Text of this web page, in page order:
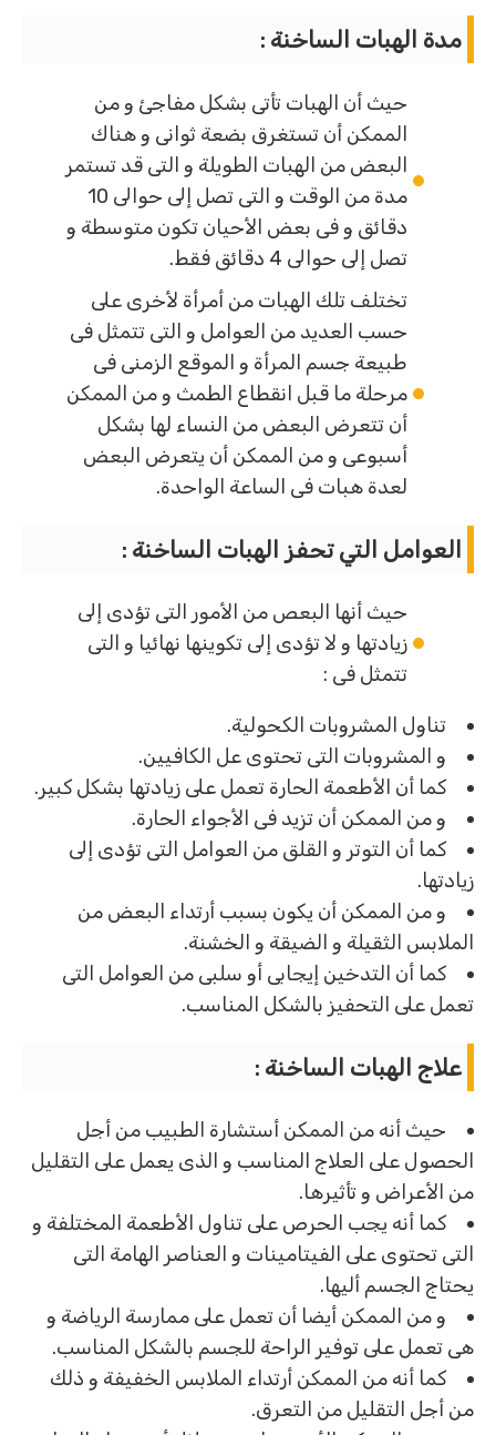
مدة الهبات الساخنة :
حيث أن الهبات تأتى بشكل مفاجئ و من
الممكن أن تستغرق بضعة ثوانى و هناك
البعض من الهبات الطويلة و التى قد تستمر
مدة من الوقت و التى تصل إلى حوالى 10
دقائق و فى بعض الأحيان تكون متوسطة و
تصل إلى حوالى 4 دقائق فقط.
تختلف تلك الهبات من أمرأة لأخرى على
حسب العديد من العوامل و التى تتمثل فى
طبيعة جسم المرأة و الموقع الزمنى فى
مرحلة ما قبل انقطاع الطمث و من الممكن
أن تتعرض البعض من النساء لها بشكل
أسبوعى و من الممكن أن يتعرض البعض
لعدة هبات فى الساعة الواحدة.
العوامل التي تحفز الهبات الساخنة :
حيث أنها البعص من الأمور التى تؤدى إلى
زيادتها و لا تؤدى إلى تكوينها نهائيا و التى
تتمثل فى :
تناول المشروبات الكحولية.
و المشروبات التى تحتوى عل الكافيين.
كما أن الأطعمة الحارة تعمل على زيادتها بشكل كبير.
و من الممكن أن تزيد فى الأجواء الحارة.
كما أن التوتر و القلق من العوامل التى تؤدى إلى
زيادتها.
و من الممكن أن يكون بسبب أرتداء البعض من
الملابس الثقيلة و الضيقة و الخشنة.
كما أن التدخين إيجابى أو سلبى من العوامل التى
تعمل على التحفيز بالشكل المناسب.
علاج الهبات الساخنة :
حيث أنه من الممكن أستشارة الطبيب من أجل
الحصول على العلاج المناسب و الذى يعمل على التقليل
من الأعراض و تأثيرها.
كما أنه يجب الحرص على تناول الأطعمة المختلفة و
التى تحتوى على الفيتامينات و العناصر الهامة التى
يحتاج الجسم أليها.
و من الممكن أيضا أن تعمل على ممارسة الرياضة و
هى تعمل على توفير الراحة للجسم بالشكل المناسب.
كما أنه من الممكن أرتداء الملابس الخفيفة و ذلك
من أجل التقليل من التعرق.